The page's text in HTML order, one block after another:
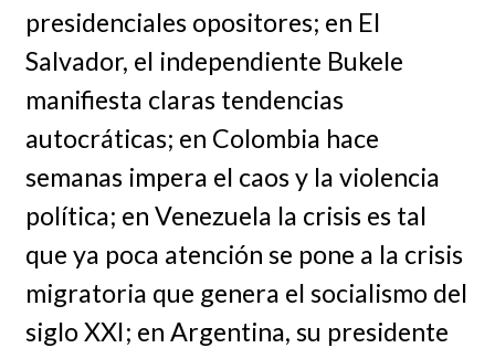
presidenciales opositores; en El
Salvador, el independiente Bukele
manifiesta claras tendencias
autocráticas; en Colombia hace
semanas impera el caos y la violencia
política; en Venezuela la crisis es tal
que ya poca atención se pone a la crisis
migratoria que genera el socialismo del
siglo XXI; en Argentina, su presidente